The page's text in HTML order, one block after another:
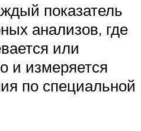
показатель
анализов, где
или
и измеряется
по специальной